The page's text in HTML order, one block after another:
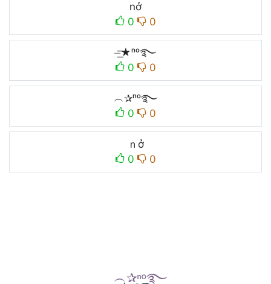
nở
0
0
⏤͟͟͞͞★ⁿᵒ࿐
0
0
︵✰ⁿᵒ࿐
0
0
ｎở
0
0